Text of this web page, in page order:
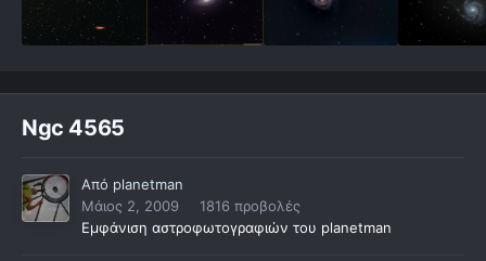
Ngc 4565
Από planetman
Μάιος 2, 2009
1816 προβολές
Εμφάνιση αστροφωτογραφιών του planetman